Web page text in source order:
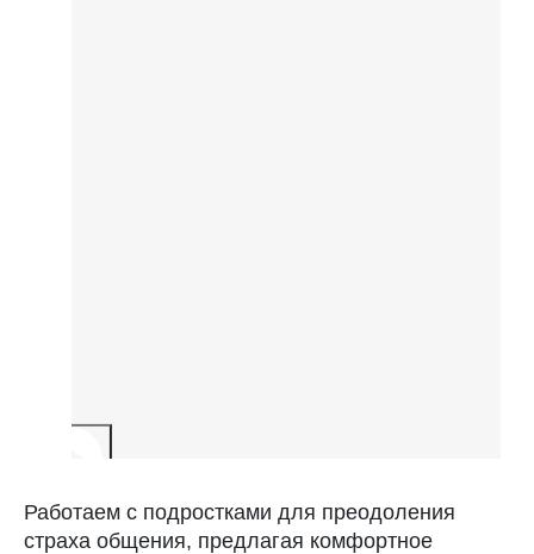
Работаем с подростками для преодоления
страха общения, предлагая комфортное